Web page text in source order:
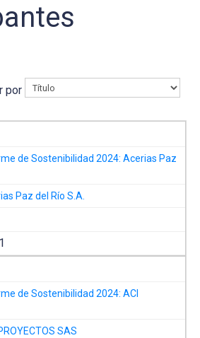
por
de Sostenibilidad 2024: Acerias Paz
Paz del Río S.A.
de Sostenibilidad 2024: ACI
SAS